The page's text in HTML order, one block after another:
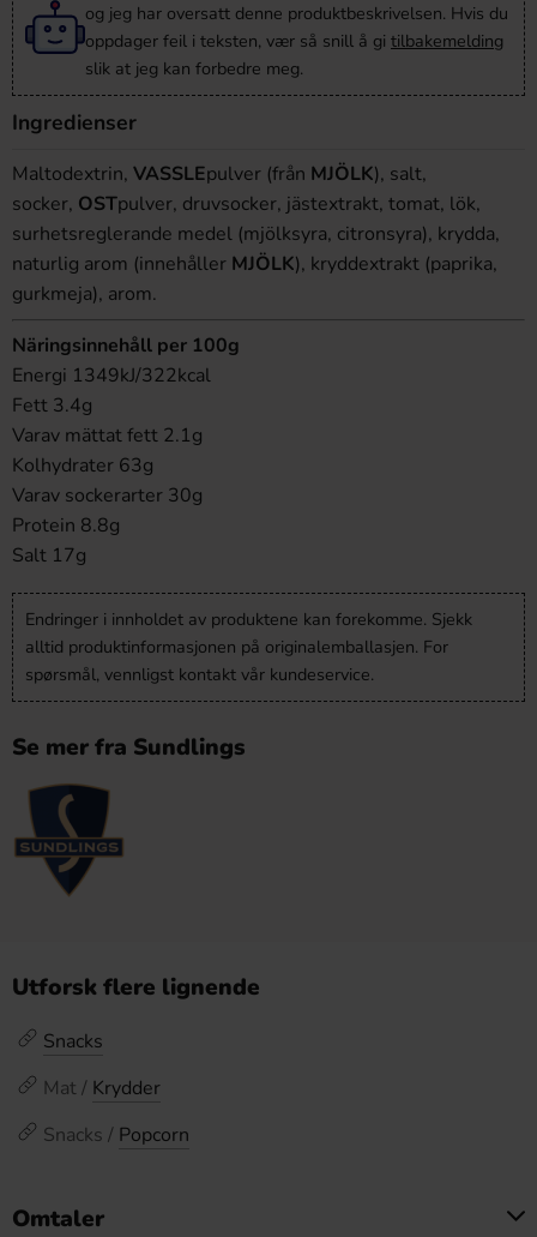
og jeg har oversatt denne produktbeskrivelsen. Hvis du
oppdager feil i teksten, vær så snill å gi tilbakemelding
slik at jeg kan forbedre meg.
Ingredienser
Maltodextrin, VASSLEpulver (från MJÖLK), salt,
socker, OSTpulver, druvsocker, jästextrakt, tomat, lök,
surhetsreglerande medel (mjölksyra, citronsyra), krydda,
naturlig arom (innehåller MJÖLK), kryddextrakt (paprika,
gurkmeja), arom.
Näringsinnehåll per 100g
Energi 1349kJ/322kcal
Fett 3.4g
Varav mättat fett 2.1g
Kolhydrater 63g
Varav sockerarter 30g
Protein 8.8g
Salt 17g
Endringer i innholdet av produktene kan forekomme. Sjekk
alltid produktinformasjonen på originalemballasjen. For
spørsmål, vennligst kontakt vår kundeservice.
Se mer fra Sundlings
Utforsk flere lignende
Snacks
Mat / Krydder
Snacks / Popcorn
Omtaler